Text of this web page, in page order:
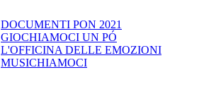
DOCUMENTI PON 2021
GIOCHIAMOCI UN PÓ
L'OFFICINA DELLE EMOZIONI
MUSICHIAMOCI